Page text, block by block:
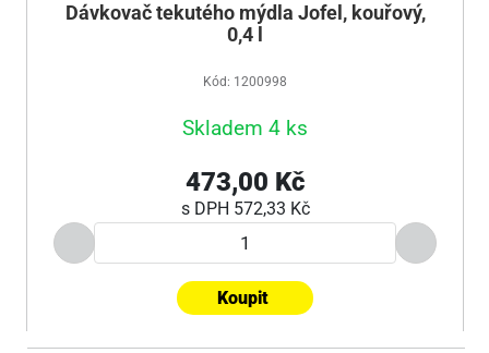
Dávkovač tekutého mýdla Jofel, kouřový,
0,4 l
Kód: 1200998
Skladem 4 ks
473,00 Kč
s DPH 572,33 Kč
Koupit